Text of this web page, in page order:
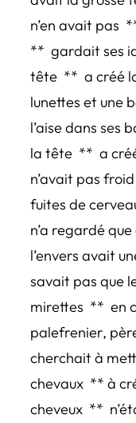
n’en avait pas
** gardait ses
tête ** a créé
lunettes et une
l’aise dans ses
la tête ** a
n’avait pas
fuites de
n’a regardé
l’envers avait
savait pas que
mirettes ** en
palefrenier,
cherchait à
chevaux ** à
cheveux **